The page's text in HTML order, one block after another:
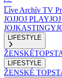
Live Archív TV
JOJJOJ PLAY
JOJKASTINGY
LIFESTYLE
ŽENSKÉ
LIFESTYLE
ŽENSKÉ